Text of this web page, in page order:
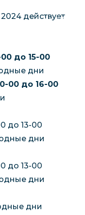
по РФ
в Якутию
действует
до 15-00
дни
00 до 16-00
до 13-00
дни
до 13-00
дни
дни